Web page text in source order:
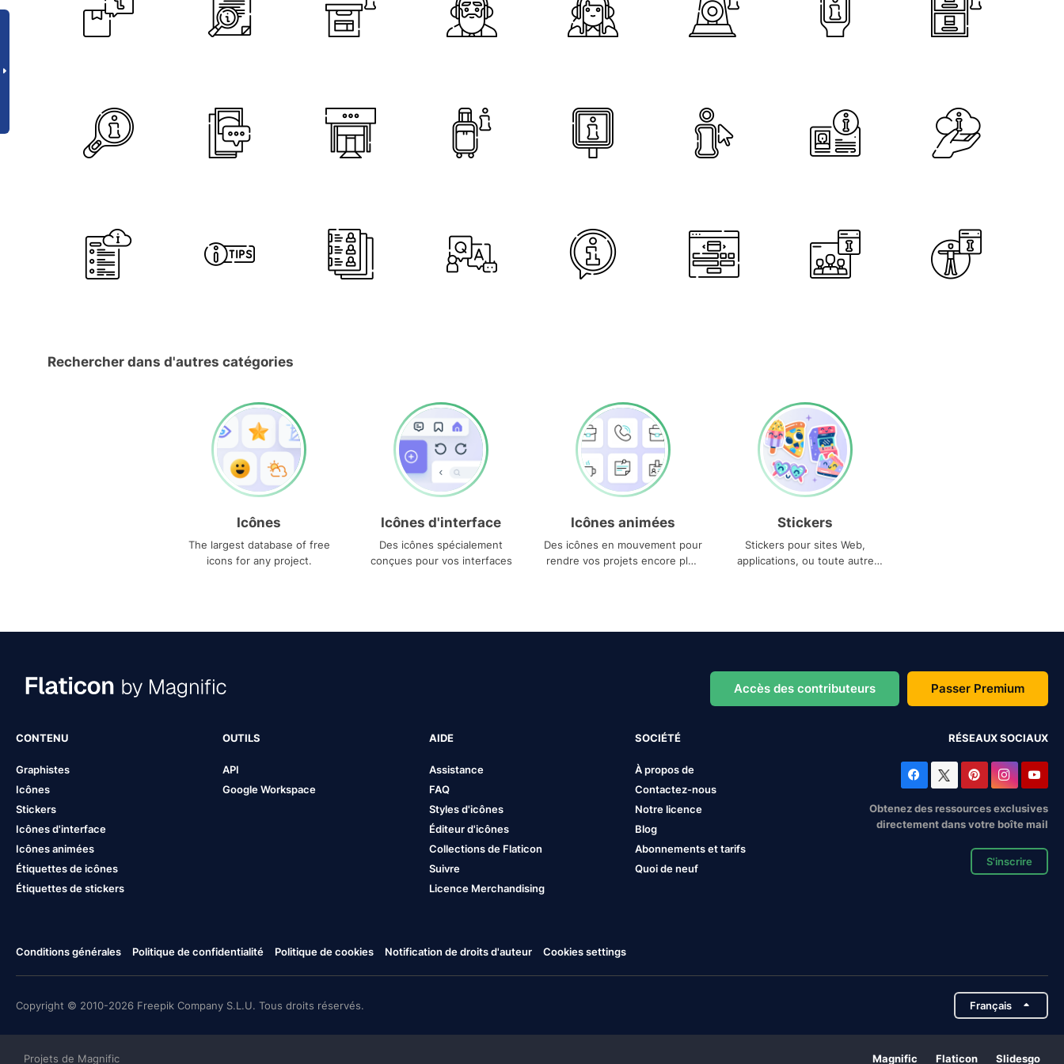
Rechercher dans d'autres catégories
Icônes
The largest database of free
icons for any project.
Icônes d'interface
Des icônes spécialement
conçues pour vos interfaces
Icônes animées
Des icônes en mouvement pour
rendre vos projets encore plus
Stickers
Stickers pour sites Web,
applications, ou toute autre
Accès des contributeurs Passer Premium
CONTENU
Graphistes
Icônes
Stickers
Icônes d'interface
Icônes animées
Étiquettes de icônes
Étiquettes de stickers
OUTILS
API
Google Workspace
AIDE
Assistance
FAQ
Styles d'icônes
Éditeur d'icônes
Collections de Flaticon
Suivre
Licence Merchandising
SOCIÉTÉ
À propos de
Contactez-nous
Notre licence
Blog
Abonnements et tarifs
Quoi de neuf
RÉSEAUX SOCIAUX
Obtenez des ressources exclusives
directement dans votre boîte mail
S'inscrire
Conditions générales Politique de confidentialité Politique de cookies Notification de droits d'auteur Cookies settings
Copyright © 2010-2026 Freepik Company S.L.U. Tous droits réservés. Français
Projets de Magnific Magnific Flaticon Slidesgo